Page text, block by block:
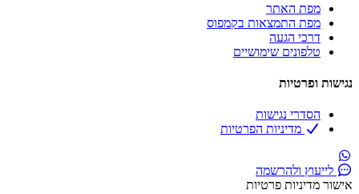
מפת האתר
מפת התמצאות בקמפוס
דרכי הגעה
טלפונים שימושיים
נגישות ופרטיות
הסדרי נגישות
מדיניות הפרטיות
לייעוץ ולהרשמה
אישור מדיניות פרטיות